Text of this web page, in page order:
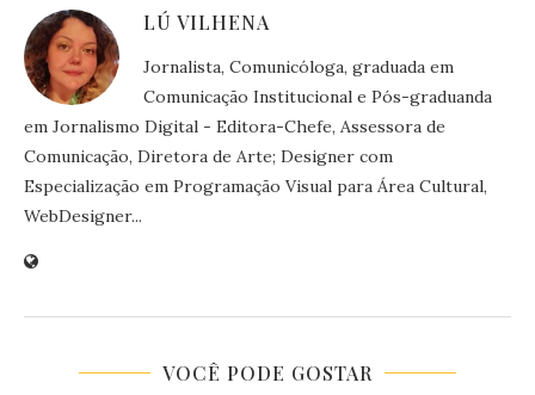
LÚ VILHENA
Jornalista, Comunicóloga, graduada em
Comunicação Institucional e Pós-graduanda
em Jornalismo Digital - Editora-Chefe, Assessora de
Comunicação, Diretora de Arte; Designer com
Especialização em Programação Visual para Área Cultural,
WebDesigner...
VOCÊ PODE GOSTAR